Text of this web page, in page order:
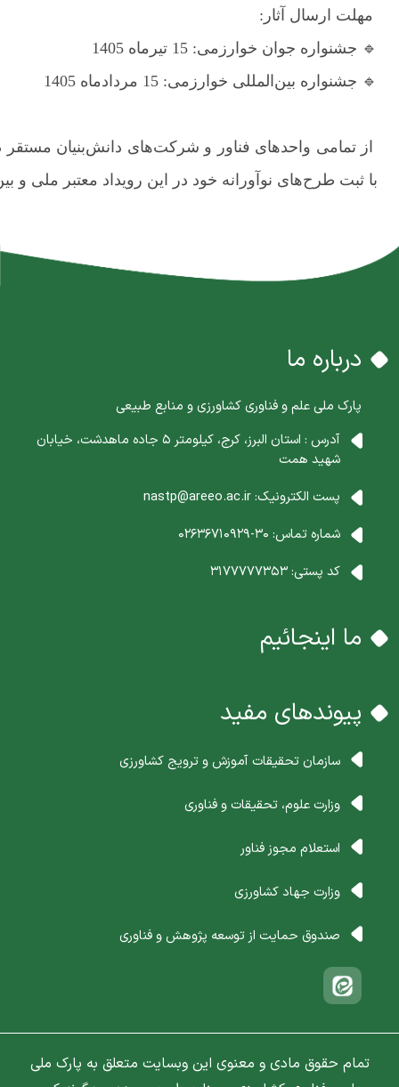
مهلت ارسال آثار:
🔹 جشنواره جوان خوارزمی: 15 تیرماه 1405
🔹 جشنواره بین‌المللی خوارزمی: 15 مردادماه 1405
از تمامی واحدهای فناور و شرکت‌های دانش‌بنیان
با ثبت طرح‌های نوآورانه خود در این رویداد معتبر ملی و
درباره ما
پارک ملی علم و فناوری کشاورزی و منابع طبیعی
آدرس : استان البرز، کرج، کیلومتر 5 جاده ماهدشت، خیابان
شهید همت
پست الکترونیک:nastp@areeo.ac.ir
شماره تماس: 30-02636710929
کد پستی:3177777353
ما اینجائیم
پیوندهای مفید
سازمان تحقیقات آموزش و ترویج کشاورزی
وزارت علوم، تحقیقات و فناوری
استعلام مجوز فناور
وزارت جهاد کشاورزی
صندوق حمایت از توسعه پژوهش و فناوری
تمام حقوق مادی و معنوی این وبسایت متعلق به پارک ملی